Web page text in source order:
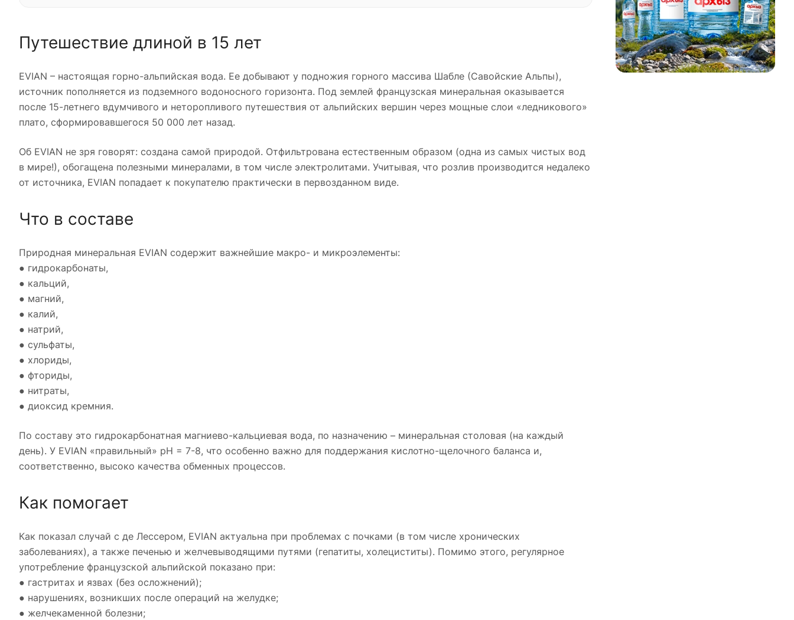
Путешествие длиной в 15 лет
EVIAN – настоящая горно-альпийская вода. Ее добывают у подножия горного массива Шабле (Савойские Альпы),
источник пополняется из подземного водоносного горизонта. Под землей французская минеральная оказывается
после 15-летнего вдумчивого и неторопливого путешествия от альпийских вершин через мощные слои «ледникового»
плато, сформировавшегося 50 000 лет назад.
Об EVIAN не зря говорят: создана самой природой. Отфильтрована естественным образом (одна из самых чистых вод
в мире!), обогащена полезными минералами, в том числе электролитами. Учитывая, что розлив производится недалеко
от источника, EVIAN попадает к покупателю практически в первозданном виде.
Что в составе
Природная минеральная EVIAN содержит важнейшие макро- и микроэлементы:
● гидрокарбонаты,
● кальций,
● магний,
● калий,
● натрий,
● сульфаты,
● хлориды,
● фториды,
● нитраты,
● диоксид кремния.
По составу это гидрокарбонатная магниево-кальциевая вода, по назначению – минеральная столовая (на каждый
день). У EVIAN «правильный» pH = 7-8, что особенно важно для поддержания кислотно-щелочного баланса и,
соответственно, высоко качества обменных процессов.
Как помогает
Как показал случай с де Лессером, EVIAN актуальна при проблемах с почками (в том числе хронических
заболеваниях), а также печенью и желчевыводящими путями (гепатиты, холециститы). Помимо этого, регулярное
употребление французской альпийской показано при:
● гастритах и язвах (без осложнений);
● нарушениях, возникших после операций на желудке;
● желчекаменной болезни;